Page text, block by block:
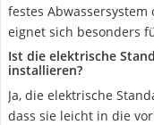
festes
eignet sich besonders
Ist die elektrische
installieren?
Ja, die elektrische
dass sie leicht in die